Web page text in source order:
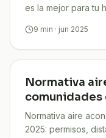
es la mejor para tu
9 min · jun 2025
Normativa
comunidades
Normativa aire
2025: permisos,